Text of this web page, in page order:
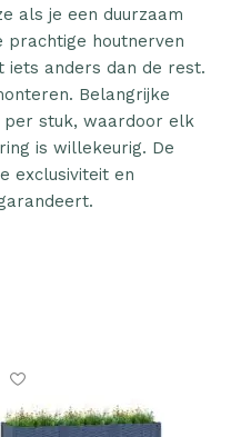
als je een duurzaam
prachtige houtnerven
iets anders dan de rest.
Belangrijke
stuk, waardoor elk
is willekeurig. De
exclusiviteit en